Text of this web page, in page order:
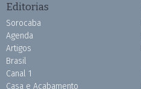
Editorias
Sorocaba
Agenda
Artigos
Brasil
Canal 1
Casa e Acabamento